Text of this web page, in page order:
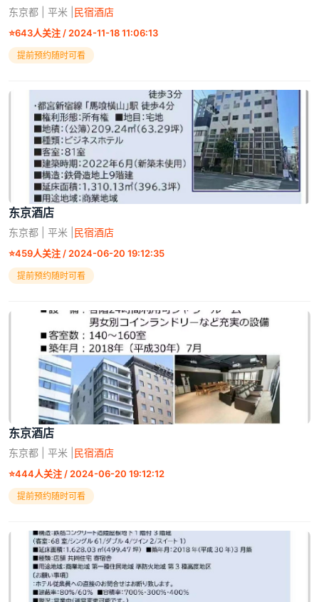
东京都 | 平米 | 民宿酒店
⭐643人关注 / 2024-11-18 11:06:13
提前预约随时可看
东京酒店
东京都 | 平米 | 民宿酒店
⭐459人关注 / 2024-06-20 19:12:35
提前预约随时可看
东京酒店
东京都 | 平米 | 民宿酒店
⭐444人关注 / 2024-06-20 19:12:12
提前预约随时可看